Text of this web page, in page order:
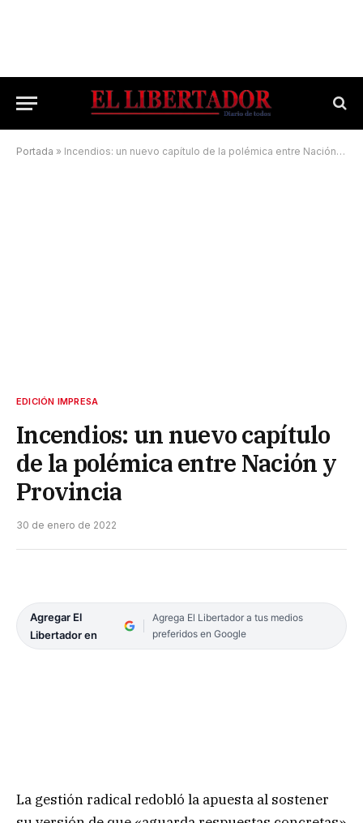
Portada » Incendios: un nuevo capítulo de la polémica entre Nación y Provincia
EDICIÓN IMPRESA
Incendios: un nuevo capítulo
de la polémica entre Nación y
Provincia
30 de enero de 2022
Agregar El
Libertador en
Agrega El Libertador a tus medios
preferidos en Google
La gestión radical redobló la apuesta al sostener